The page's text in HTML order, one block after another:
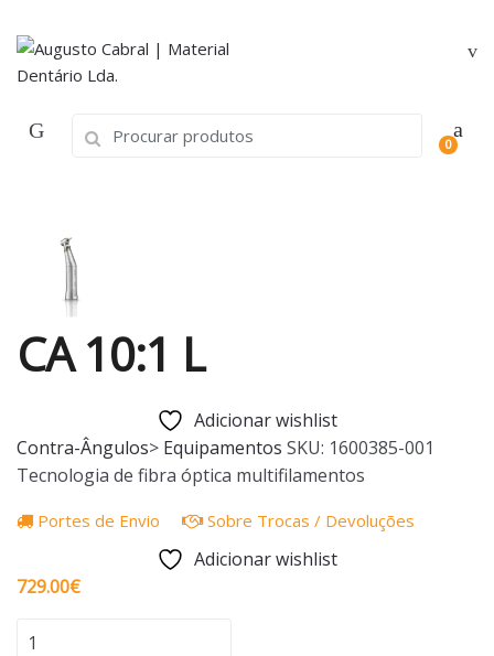
navigation
content
Search
0
CA 10:1 L
Adicionar wishlist
Contra-Ângulos> Equipamentos SKU: 1600385-001
Tecnologia de fibra óptica multifilamentos
Portes de Envio Sobre Trocas / Devoluções
Adicionar wishlist
729.00€
Quantidade